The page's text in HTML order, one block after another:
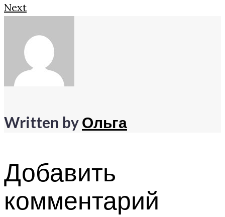
Next
Written byОльга
Добавить
комментарий